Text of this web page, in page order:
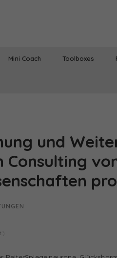
Mini Coach Toolboxes
und
Consulting